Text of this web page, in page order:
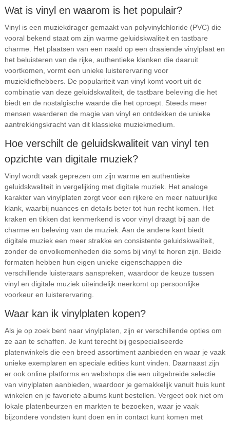
Wat is vinyl en waarom is het populair?
Vinyl is een muziekdrager gemaakt van polyvinylchloride (PVC) die
vooral bekend staat om zijn warme geluidskwaliteit en tastbare
charme. Het plaatsen van een naald op een draaiende vinylplaat en
het beluisteren van de rijke, authentieke klanken die daaruit
voortkomen, vormt een unieke luisterervaring voor
muziekliefhebbers. De populariteit van vinyl komt voort uit de
combinatie van deze geluidskwaliteit, de tastbare beleving die het
biedt en de nostalgische waarde die het oproept. Steeds meer
mensen waarderen de magie van vinyl en ontdekken de unieke
aantrekkingskracht van dit klassieke muziekmedium.
Hoe verschilt de geluidskwaliteit van vinyl ten
opzichte van digitale muziek?
Vinyl wordt vaak geprezen om zijn warme en authentieke
geluidskwaliteit in vergelijking met digitale muziek. Het analoge
karakter van vinylplaten zorgt voor een rijkere en meer natuurlijke
klank, waarbij nuances en details beter tot hun recht komen. Het
kraken en tikken dat kenmerkend is voor vinyl draagt bij aan de
charme en beleving van de muziek. Aan de andere kant biedt
digitale muziek een meer strakke en consistente geluidskwaliteit,
zonder de onvolkomenheden die soms bij vinyl te horen zijn. Beide
formaten hebben hun eigen unieke eigenschappen die
verschillende luisteraars aanspreken, waardoor de keuze tussen
vinyl en digitale muziek uiteindelijk neerkomt op persoonlijke
voorkeur en luisterervaring.
Waar kan ik vinylplaten kopen?
Als je op zoek bent naar vinylplaten, zijn er verschillende opties om
ze aan te schaffen. Je kunt terecht bij gespecialiseerde
platenwinkels die een breed assortiment aanbieden en waar je vaak
unieke exemplaren en speciale edities kunt vinden. Daarnaast zijn
er ook online platforms en webshops die een uitgebreide selectie
van vinylplaten aanbieden, waardoor je gemakkelijk vanuit huis kunt
winkelen en je favoriete albums kunt bestellen. Vergeet ook niet om
lokale platenbeurzen en markten te bezoeken, waar je vaak
bijzondere vondsten kunt doen en in contact kunt komen met